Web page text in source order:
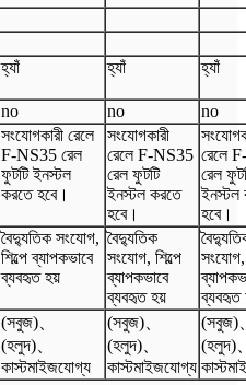
হ্যাঁ হ্যাঁ হ্যাঁ
no no
no
সংযোগকারী রেলে
F-NS35 রেল
ফুটটি ইনস্টল
করতে হবে।
সংযোগকারী
রেলে F-NS35
রেল ফুটটি
ইনস্টল করতে
হবে।
রেলে
রেল
ইনস্টল
হবে।
বৈদ্যুতিক সংযোগ,
শিল্পে ব্যাপকভাবে
ব্যবহৃত হয়
বৈদ্যুতিক
সংযোগ, শিল্পে
ব্যাপকভাবে
ব্যবহৃত হয়
সংযোগ,
ব্যবহৃত
(সবুজ)
(হলুদ)
কাস্টমাইজযোগ্য
(সবুজ)
(হলুদ)
কাস্টমাইজযোগ্য
(সবুজ)
(হলুদ)